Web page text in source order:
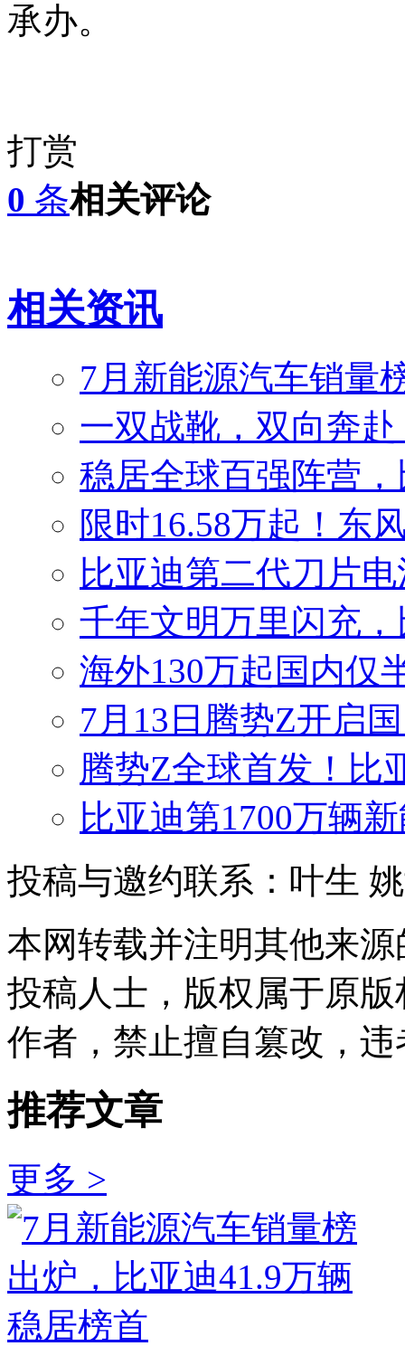
承办。
打赏
0 条相关评论
相关资讯
7月新能源汽车销量
一双战靴，双向奔
稳居全球百强阵营
限时16.58万起！东
比亚迪第二代刀片
千年文明万里闪充
海外130万起国内仅
7月13日腾势Z开启
腾势Z全球首发！比
比亚迪第1700万辆
投稿与邀约联系：叶生
本网转载并注明其他来
投稿人士，版权属于原
作者，禁止擅自篡改，
推荐文章
更多 >